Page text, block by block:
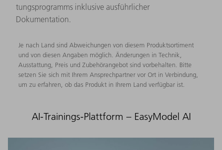
tungsprogramms inklusive ausführlicher
Dokumentation.
Je nach Land sind Abweichungen von diesem Produktsortiment
und von diesen Angaben möglich. Änderungen in Technik,
Ausstattung, Preis und Zubehörangebot sind vorbehalten. Bitte
setzen Sie sich mit Ihrem Ansprechpartner vor Ort in Verbindung,
um zu erfahren, ob das Produkt in Ihrem Land verfügbar ist.
AI-Trainings-Plattform – EasyModel AI